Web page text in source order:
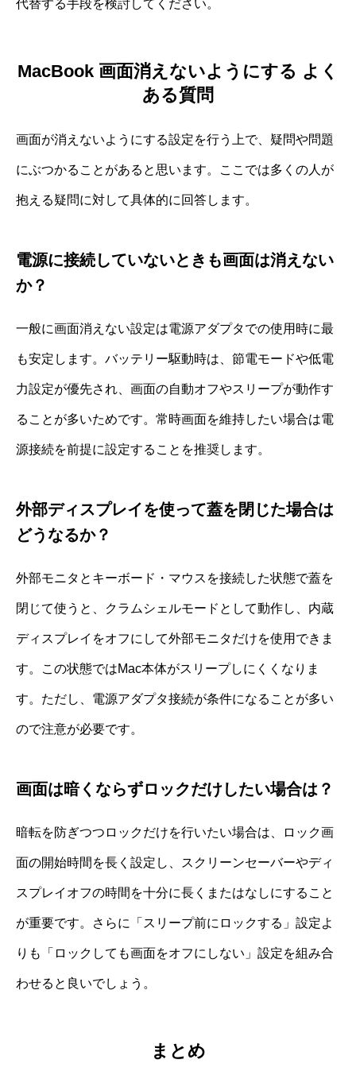
代替する手段を検討してください。
MacBook 画面消えないようにする よく
ある質問
画面が消えないようにする設定を行う上で、疑問や問題
にぶつかることがあると思います。ここでは多くの人が
抱える疑問に対して具体的に回答します。
電源に接続していないときも画面は消えない
か？
一般に画面消えない設定は電源アダプタでの使用時に最
も安定します。バッテリー駆動時は、節電モードや低電
力設定が優先され、画面の自動オフやスリープが動作す
ることが多いためです。常時画面を維持したい場合は電
源接続を前提に設定することを推奨します。
外部ディスプレイを使って蓋を閉じた場合は
どうなるか？
外部モニタとキーボード・マウスを接続した状態で蓋を
閉じて使うと、クラムシェルモードとして動作し、内蔵
ディスプレイをオフにして外部モニタだけを使用できま
す。この状態ではMac本体がスリープしにくくなりま
す。ただし、電源アダプタ接続が条件になることが多い
ので注意が必要です。
画面は暗くならずロックだけしたい場合は？
暗転を防ぎつつロックだけを行いたい場合は、ロック画
面の開始時間を長く設定し、スクリーンセーバーやディ
スプレイオフの時間を十分に長くまたはなしにすること
が重要です。さらに「スリープ前にロックする」設定よ
りも「ロックしても画面をオフにしない」設定を組み合
わせると良いでしょう。
まとめ